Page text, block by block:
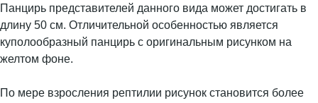
Панцирь представителей данного вида может достигать в
длину 50 см. Отличительной особенностью является
куполообразный панцирь с оригинальным рисунком на
желтом фоне.
По мере взросления рептилии рисунок становится более